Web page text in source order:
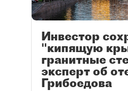
Инвестор
"кипящую
гранитные
эксперт об
Грибоедова